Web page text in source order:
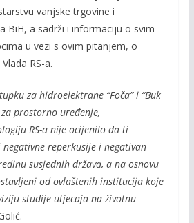
vanjske trgovine i
BiH, a sadrži i informaciju o svim
u vezi s ovim pitanjem, o
RS-a.
za hidroelektrane “Foča” i “Buk
prostorno uređenje,
RS-a nije ocijenilo da ti
reperkusije i negativan
susjednih država, a na osnovu
od ovlaštenih institucija koje
studije utjecaja na životnu